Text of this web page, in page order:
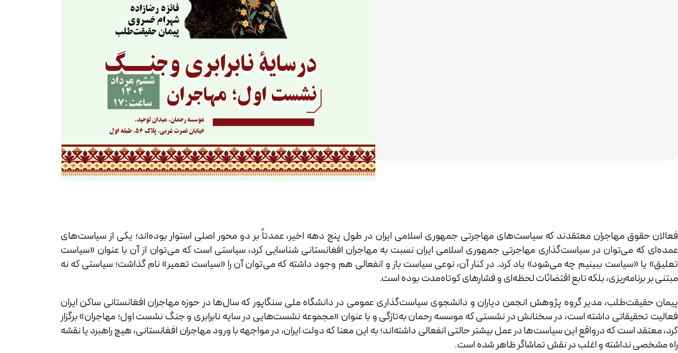
فعالان حقوق مهاجران معتقدند که سیاست‌های مهاجرتی جمهوری اسلامی ایران در طول پنج دهه‌ اخیر، عمدتاً بر دو محور اصلی استوار بوده‌اند؛ یکی از سیاست‌های
عمده‌ای که می‌توان در سیاست‌گذاری مهاجرتی جمهوری اسلامی ایران نسبت به مهاجران افغانستانی شناسایی کرد، سیاستی است که می‌توان از آن با عنوان «سیاست
تعلیق» یا «سیاست ببینیم چه می‌شود» یاد کرد. در کنار آن، نوعی سیاست باز و انفعالی هم وجود داشته که می‌توان آن را «سیاست تعمیر» نام گذاشت؛ سیاستی که نه
مبتنی بر برنامه‌ریزی، بلکه تابع اقتضائات لحظه‌ای و فشارهای کوتاه‌مدت بوده است.
پیمان حقیقت‌طلب، مدیر گروه پژوهش انجمن دیاران و دانشجوی سیاست‌گذاری عمومی در دانشگاه ملی سنگاپور که سال‌ها در حوزه مهاجران افغانستانی ساکن ایران
فعالیت تحقیقاتی داشته است، در سخنانش در نشستی که موسسه رحمان به‌تازگی و با عنوان «مجموعه نشست‌هایی در سایه نابرابری و جنگ نشست اول؛ مهاجران» برگزار
کرد، معتقد است که درواقع این سیاست‌ها در عمل بیشتر حالتی انفعالی داشته‌اند؛ به این معنا که دولت ایران، در مواجهه با ورود مهاجران افغانستانی، هیچ راهبرد یا نقشه‌
راه مشخصی نداشته و اغلب در نقش تماشاگر ظاهر شده است.